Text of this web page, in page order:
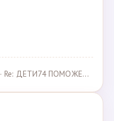
· Re: ДЕТИ74 ПОМОЖЕМ ВМЕСТЕ · 27.12.2021